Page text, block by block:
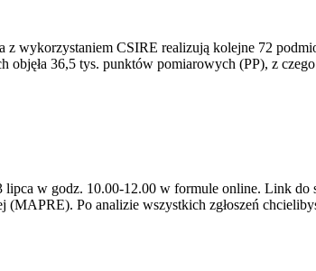
wykorzystaniem CSIRE realizują kolejne 72
36,5 tys. punktów pomiarowych (PP), z
w godz. 10.00-12.00 w formule online. Link do
Po analizie wszystkich zgłoszeń